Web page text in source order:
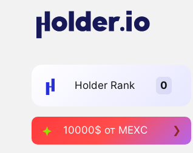
Holder Rank
10000$ от MEXC